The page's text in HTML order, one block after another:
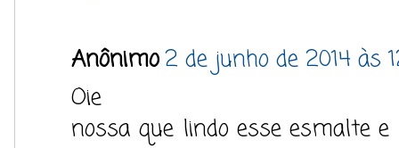
Anônimo2 de junho de 2014 às
Oie
nossa que lindo esse esmalte